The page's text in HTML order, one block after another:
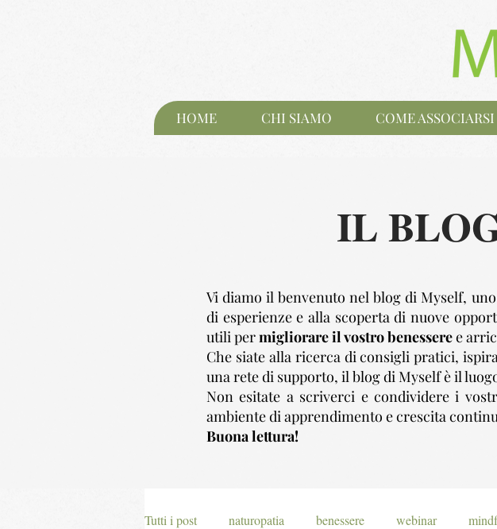
HOME CHI SIAMO COME ASSOCIARSI
IL
Vi diamo il benvenuto nel blog di Myself,
di esperienze e alla scoperta di nuove
utili permigliorare il vostro benesseree
Che siate alla ricerca di consigli pratici,
una rete di supporto, il blog di Myself è il
Non esitate a scriverci e condividere i
ambiente di apprendimento e crescita
Buona lettura!
Tutti i post naturopatia benessere webinar